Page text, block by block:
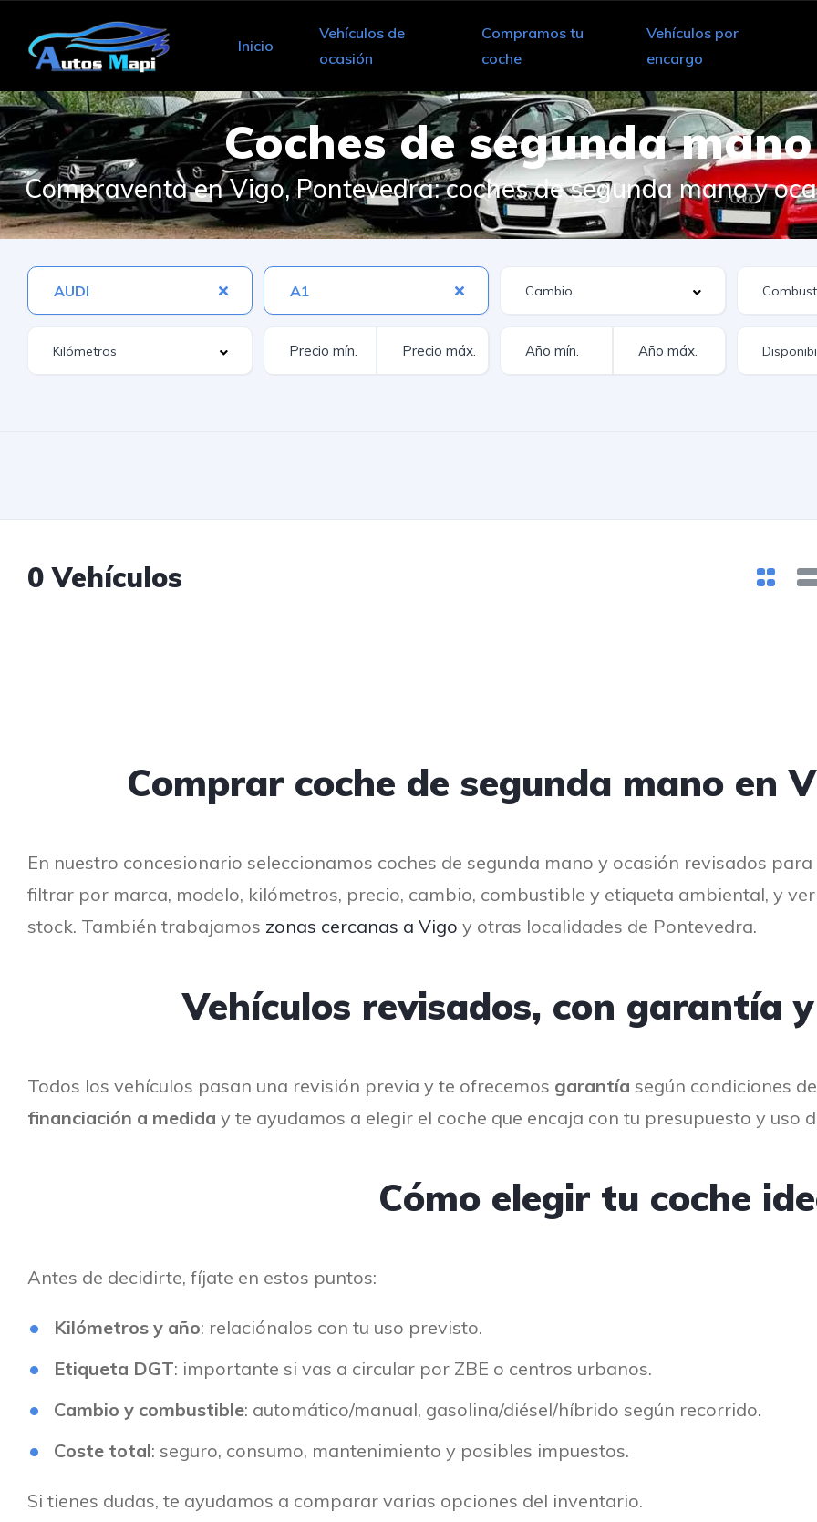
Inicio
Vehículos de
ocasión
Compramos tu
coche
Vehículos por
encargo
Coches de segunda
Compraventa en Vigo, Pontevedra: coches de segunda mano y
AUDI A1
0 Vehículos
Comprar coche de segunda mano en
En nuestro concesionario seleccionamos coches de segunda mano y ocasión revisados
filtrar por marca, modelo, kilómetros, precio, cambio, combustible y etiqueta ambiental, y
stock. También trabajamos zonas cercanas a Vigo y otras localidades de Pontevedra.
Vehículos revisados, con garantía
Todos los vehículos pasan una revisión previa y te ofrecemos garantía según condiciones
financiación a medida y te ayudamos a elegir el coche que encaja con tu presupuesto y
Cómo elegir tu coche
Antes de decidirte, fíjate en estos puntos:
Kilómetros y año: relaciónalos con tu uso previsto.
Etiqueta DGT: importante si vas a circular por ZBE o centros urbanos.
Cambio y combustible: automático/manual, gasolina/diésel/híbrido según recorrido.
Coste total: seguro, consumo, mantenimiento y posibles impuestos.
Si tienes dudas, te ayudamos a comparar varias opciones del inventario.